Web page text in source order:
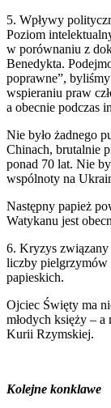
5. Wpływy
Poziom
w porównaniu z
Benedykta.
poprawne”,
wspieraniu praw
a obecnie podczas
Nie było żadnego
Chinach, brutalnie
ponad 70 lat. Nie
wspólnoty na
Następny papież
Watykanu jest
6. Kryzys związany
liczby pielgrzymów
papieskich.
Ojciec Święty ma
młodych księży –
Kurii Rzymskiej.
Kolejne konklawe